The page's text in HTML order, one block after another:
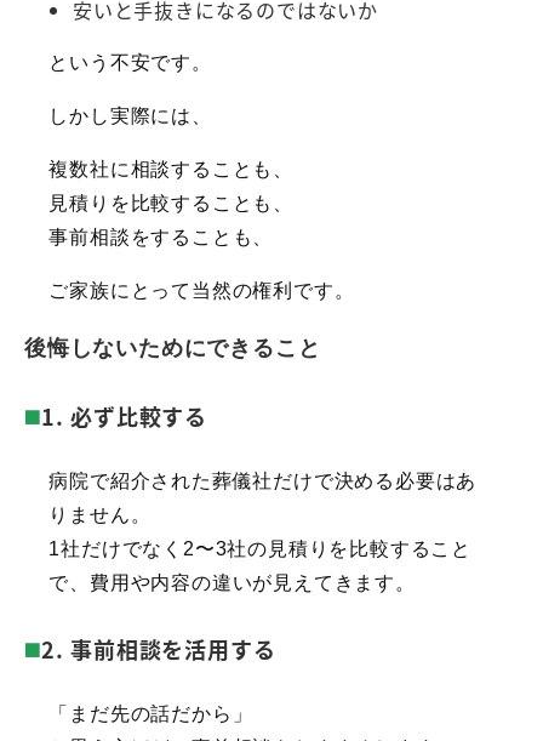
安いと手抜きになるのではないか
という不安です。
しかし実際には、
複数社に相談することも、
見積りを比較することも、
事前相談をすることも、
ご家族にとって当然の権利です。
後悔しないためにできること
1. 必ず比較する
病院で紹介された葬儀社だけで決める必要はあ
りません。
1社だけでなく2〜3社の見積りを比較すること
で、費用や内容の違いが見えてきます。
2. 事前相談を活用する
「まだ先の話だから」